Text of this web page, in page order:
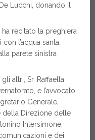
Lucchi, donando il
ha recitato la preghiera
l’acqua santa.
parete sinistra
altri, Sr. Raffaella
e l’avvocato
Generale,
della Direzione delle
Intersimone,
e dei